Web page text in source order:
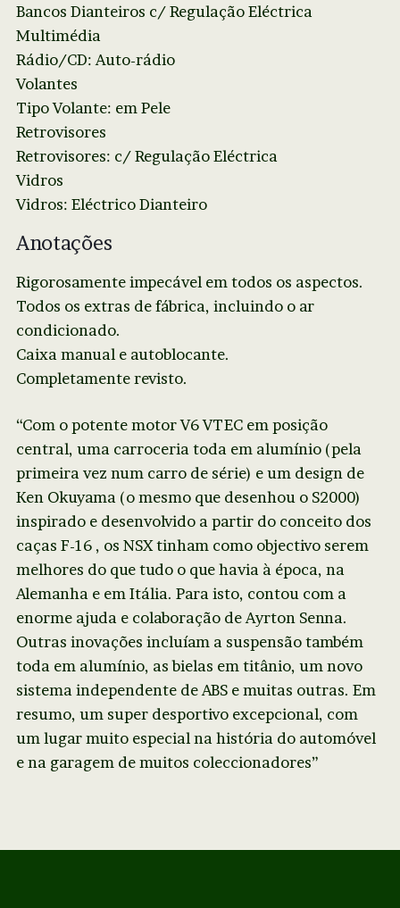
Bancos Dianteiros c/ Regulação Eléctrica
Multimédia
Rádio/CD: Auto-rádio
Volantes
Tipo Volante: em Pele
Retrovisores
Retrovisores: c/ Regulação Eléctrica
Vidros
Vidros: Eléctrico Dianteiro
Anotações
Rigorosamente impecável em todos os aspectos.
Todos os extras de fábrica, incluindo o ar
condicionado.
Caixa manual e autoblocante.
Completamente revisto.
“Com o potente motor V6 VTEC em posição
central, uma carroceria toda em alumínio (pela
primeira vez num carro de série) e um design de
Ken Okuyama (o mesmo que desenhou o S2000)
inspirado e desenvolvido a partir do conceito dos
caças F-16 , os NSX tinham como objectivo serem
melhores do que tudo o que havia à época, na
Alemanha e em Itália. Para isto, contou com a
enorme ajuda e colaboração de Ayrton Senna.
Outras inovações incluíam a suspensão também
toda em alumínio, as bielas em titânio, um novo
sistema independente de ABS e muitas outras. Em
resumo, um super desportivo excepcional, com
um lugar muito especial na história do automóvel
e na garagem de muitos coleccionadores”